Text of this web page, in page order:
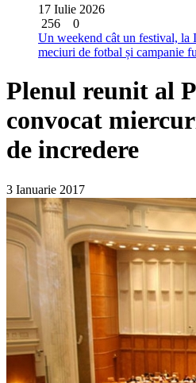
17 Iulie 2026
256
0
Un weekend cât un festival,
meciuri de fotbal și campanie
Plenul reunit al
convocat
de incredere
3 Ianuarie 2017